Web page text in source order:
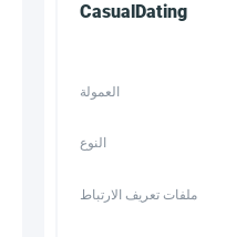
CasualDating
العمولة
النوع
ملفات تعريف الارتباط